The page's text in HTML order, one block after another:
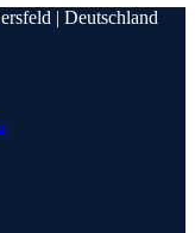
| Deutschland